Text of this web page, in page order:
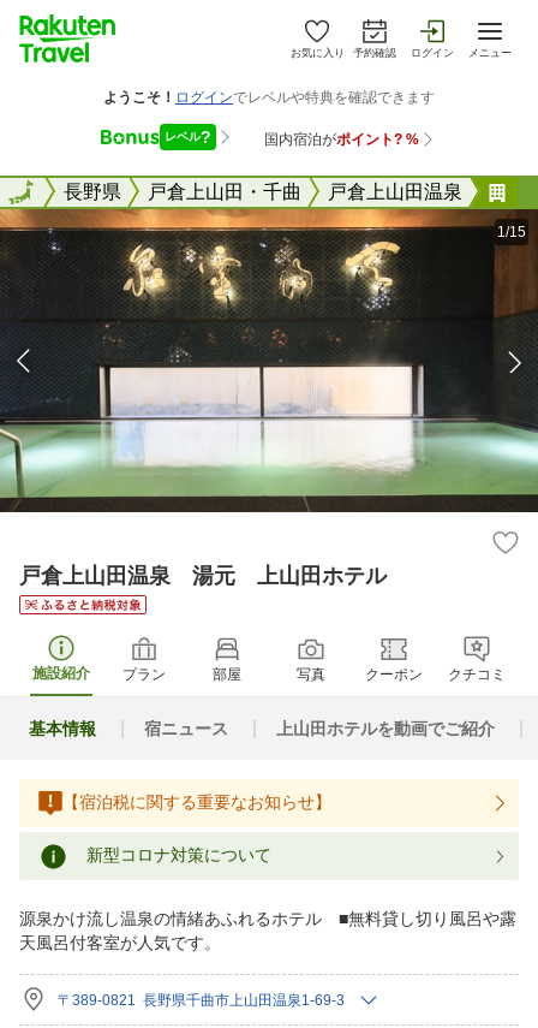
お気に入り 予約確認 ログイン メニュー
全国長野県 戸倉上山田・千曲 戸倉上山田温泉
全国
1/15
戸倉上山田温泉 湯元 上山田ホテル
施設紹介 プラン 部屋 写真 クーポン クチコミ
基本情報 宿ニュース 上山田ホテルを動画でご紹介
【宿泊税に関する重要なお知らせ】
新型コロナ対策について
源泉かけ流し温泉の情緒あふれるホテル ■無料貸し切り風呂や露
天風呂付客室が人気です。
〒389-0821 長野県千曲市上山田温泉1-69-3